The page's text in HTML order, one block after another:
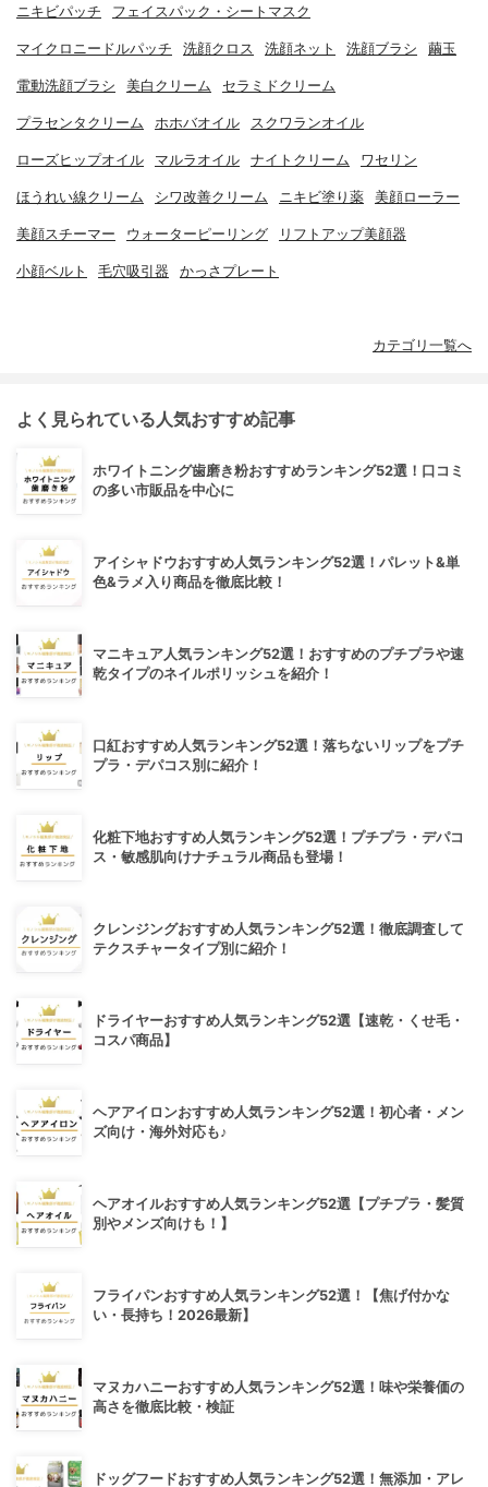
ニキビパッチ フェイスパック・シートマスク
マイクロニードルパッチ 洗顔クロス 洗顔ネット 洗顔ブラシ 繭玉
電動洗顔ブラシ 美白クリーム セラミドクリーム
プラセンタクリーム ホホバオイル スクワランオイル
ローズヒップオイル マルラオイル ナイトクリーム ワセリン
ほうれい線クリーム シワ改善クリーム ニキビ塗り薬 美顔ローラー
美顔スチーマー ウォーターピーリング リフトアップ美顔器
小顔ベルト 毛穴吸引器 かっさプレート
カテゴリ一覧へ
よく見られている人気おすすめ記事
ホワイトニング歯磨き粉おすすめランキング52選！口コミ
の多い市販品を中心に
アイシャドウおすすめ人気ランキング52選！パレット&単
色&ラメ入り商品を徹底比較！
マニキュア人気ランキング52選！おすすめのプチプラや速
乾タイプのネイルポリッシュを紹介！
口紅おすすめ人気ランキング52選！落ちないリップをプチ
プラ・デパコス別に紹介！
化粧下地おすすめ人気ランキング52選！プチプラ・デパコ
ス・敏感肌向けナチュラル商品も登場！
クレンジングおすすめ人気ランキング52選！徹底調査して
テクスチャータイプ別に紹介！
ドライヤーおすすめ人気ランキング52選【速乾・くせ毛・
コスパ商品】
ヘアアイロンおすすめ人気ランキング52選！初心者・メン
ズ向け・海外対応も♪
ヘアオイルおすすめ人気ランキング52選【プチプラ・髪質
別やメンズ向けも！】
フライパンおすすめ人気ランキング52選！【焦げ付かな
い・長持ち！2026最新】
マヌカハニーおすすめ人気ランキング52選！味や栄養価の
高さを徹底比較・検証
ドッグフードおすすめ人気ランキング52選！無添加・アレ